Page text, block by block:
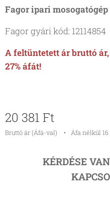
Fagor ipari
Fagor gyári kód: 12114854
A feltüntetett ár bruttó
27% áfát!
20 381 Ft
Bruttó ár (Áfá-val) Áfa nélkül 16
KÉRDÉSE